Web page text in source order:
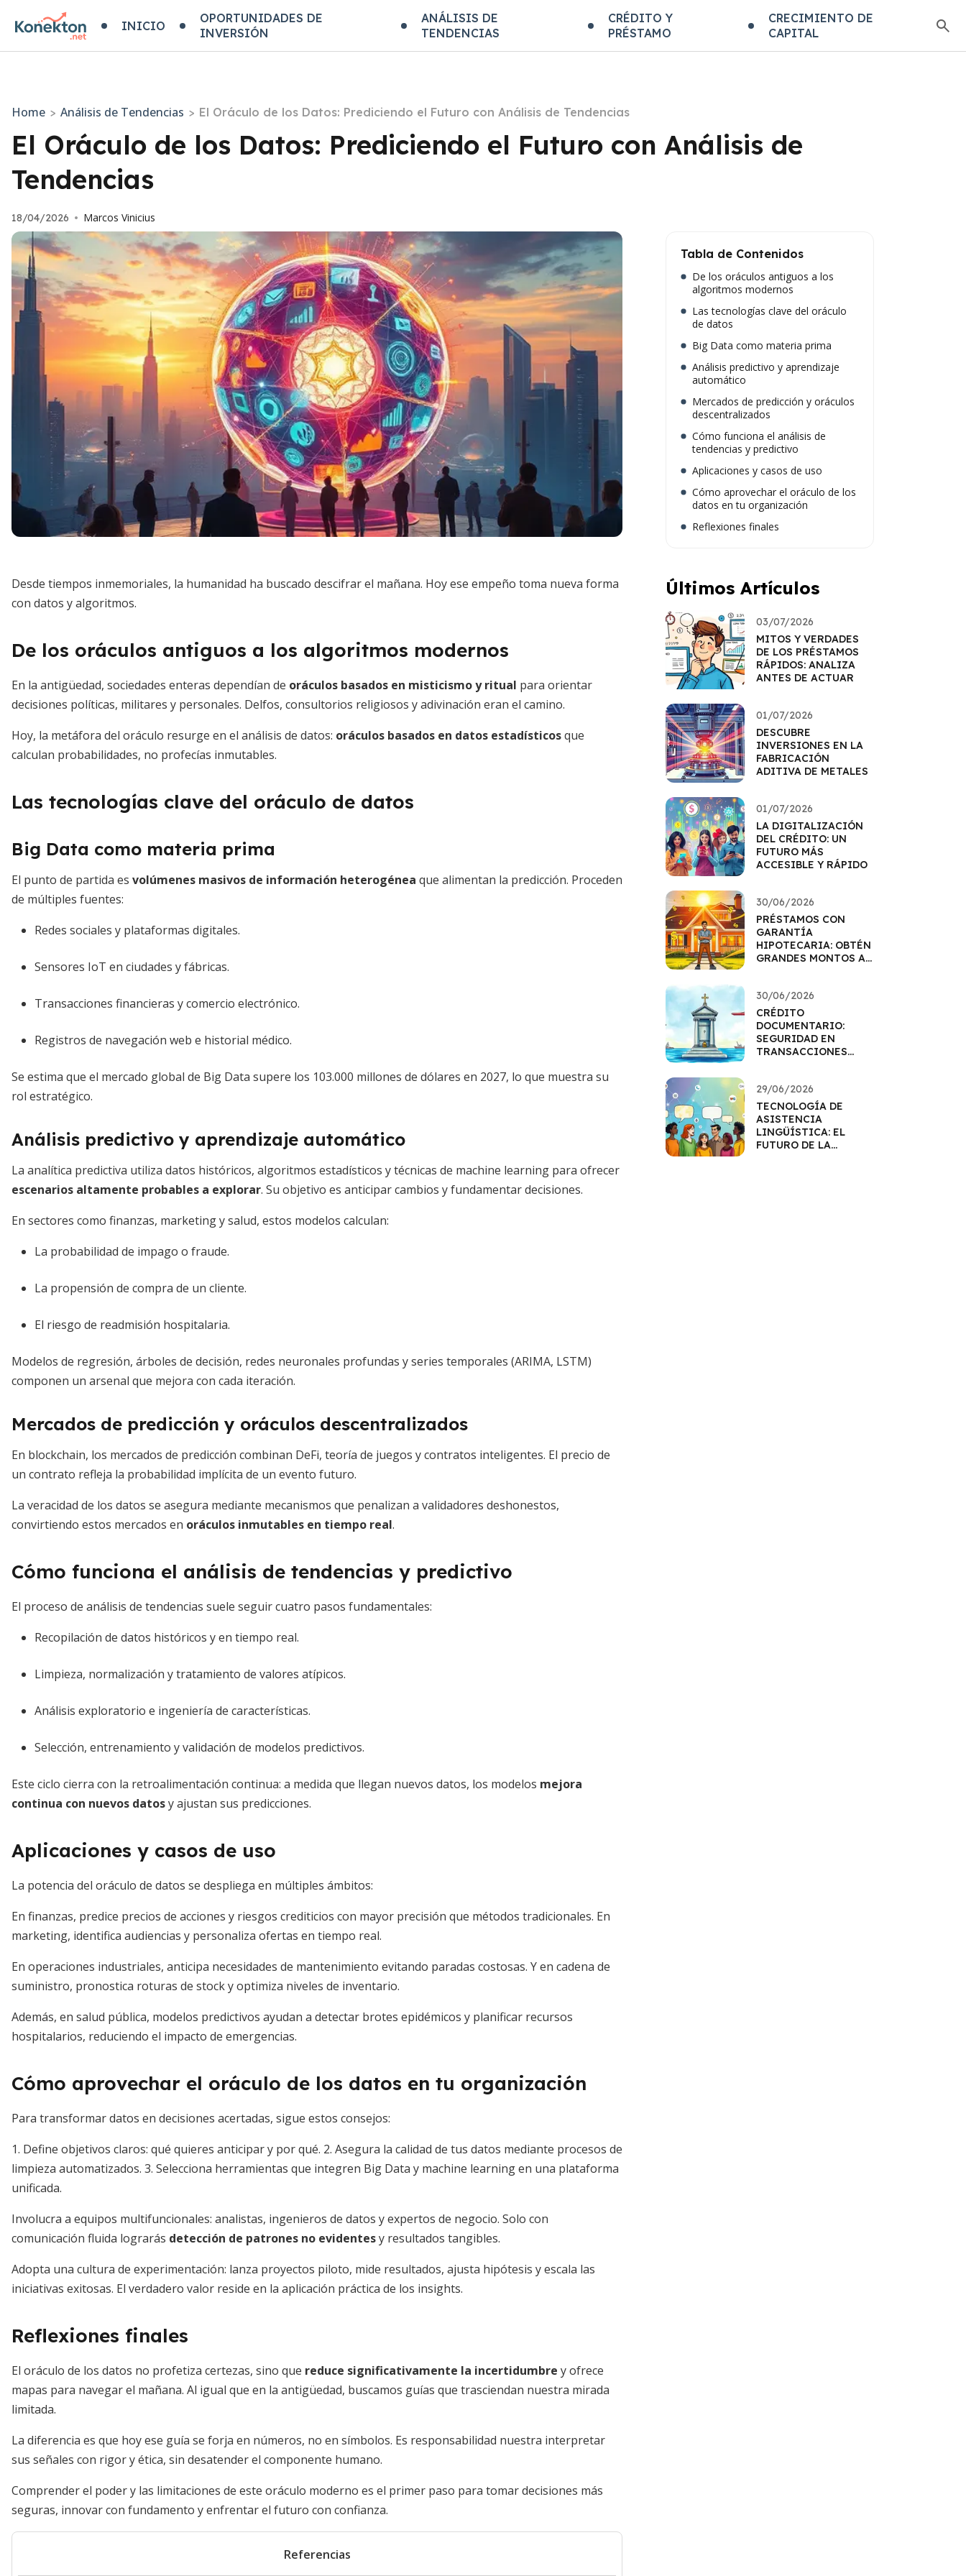
INICIO
OPORTUNIDADES DE
INVERSIÓN
ANÁLISIS DE
TENDENCIAS
CRÉDITO Y
PRÉSTAMO
CRECIMIENTO DE
CAPITAL
Home > Análisis de Tendencias > El Oráculo de los Datos: Prediciendo el Futuro con Análisis de Tendencias
El Oráculo de los Datos: Prediciendo el Futuro con Análisis de
Tendencias
18/04/2026 • Marcos Vinicius
Desde tiempos inmemoriales, la humanidad ha buscado descifrar el mañana. Hoy ese empeño toma nueva forma
con datos y algoritmos.
De los oráculos antiguos a los algoritmos modernos
En la antigüedad, sociedades enteras dependían de oráculos basados en misticismo y ritual para orientar
decisiones políticas, militares y personales. Delfos, consultorios religiosos y adivinación eran el camino.
Hoy, la metáfora del oráculo resurge en el análisis de datos: oráculos basados en datos estadísticosque
calculan probabilidades, no profecías inmutables.
Las tecnologías clave del oráculo de datos
Big Data como materia prima
El punto de partida es volúmenes masivos de información heterogénea que alimentan la predicción. Proceden
de múltiples fuentes:
Redes sociales y plataformas digitales.
Sensores IoT en ciudades y fábricas.
Transacciones financieras y comercio electrónico.
Registros de navegación web e historial médico.
Se estima que el mercado global de Big Data supere los 103.000 millones de dólares en 2027, lo que muestra su
rol estratégico.
Análisis predictivo y aprendizaje automático
La analítica predictiva utiliza datos históricos, algoritmos estadísticos y técnicas de machine learning para ofrecer
escenarios altamente probables a explorar. Su objetivo es anticipar cambios y fundamentar decisiones.
En sectores como finanzas, marketing y salud, estos modelos calculan:
La probabilidad de impago o fraude.
La propensión de compra de un cliente.
El riesgo de readmisión hospitalaria.
Modelos de regresión, árboles de decisión, redes neuronales profundas y series temporales (ARIMA, LSTM)
componen un arsenal que mejora con cada iteración.
Mercados de predicción y oráculos descentralizados
En blockchain, los mercados de predicción combinan DeFi, teoría de juegos y contratos inteligentes. El precio de
un contrato refleja la probabilidad implícita de un evento futuro.
La veracidad de los datos se asegura mediante mecanismos que penalizan a validadores deshonestos,
convirtiendo estos mercados en oráculos inmutables en tiempo real.
Cómo funciona el análisis de tendencias y predictivo
El proceso de análisis de tendencias suele seguir cuatro pasos fundamentales:
Recopilación de datos históricos y en tiempo real.
Limpieza, normalización y tratamiento de valores atípicos.
Análisis exploratorio e ingeniería de características.
Selección, entrenamiento y validación de modelos predictivos.
Este ciclo cierra con la retroalimentación continua: a medida que llegan nuevos datos, los modelos mejora
continua con nuevos datosy ajustan sus predicciones.
Aplicaciones y casos de uso
La potencia del oráculo de datos se despliega en múltiples ámbitos:
En finanzas, predice precios de acciones y riesgos crediticios con mayor precisión que métodos tradicionales. En
marketing, identifica audiencias y personaliza ofertas en tiempo real.
En operaciones industriales, anticipa necesidades de mantenimiento evitando paradas costosas. Y en cadena de
suministro, pronostica roturas de stock y optimiza niveles de inventario.
Además, en salud pública, modelos predictivos ayudan a detectar brotes epidémicos y planificar recursos
hospitalarios, reduciendo el impacto de emergencias.
Cómo aprovechar el oráculo de los datos en tu organización
Para transformar datos en decisiones acertadas, sigue estos consejos:
1. Define objetivos claros: qué quieres anticipar y por qué. 2. Asegura la calidad de tus datos mediante procesos de
limpieza automatizados. 3. Selecciona herramientas que integren Big Data y machine learning en una plataforma
unificada.
Involucra a equipos multifuncionales: analistas, ingenieros de datos y expertos de negocio. Solo con
comunicación fluida lograrás detección de patrones no evidentesy resultados tangibles.
Adopta una cultura de experimentación: lanza proyectos piloto, mide resultados, ajusta hipótesis y escala las
iniciativas exitosas. El verdadero valor reside en la aplicación práctica de los insights.
Reflexiones finales
El oráculo de los datos no profetiza certezas, sino que reduce significativamente la incertidumbre y ofrece
mapas para navegar el mañana. Al igual que en la antigüedad, buscamos guías que trasciendan nuestra mirada
limitada.
La diferencia es que hoy ese guía se forja en números, no en símbolos. Es responsabilidad nuestra interpretar
sus señales con rigor y ética, sin desatender el componente humano.
Comprender el poder y las limitaciones de este oráculo moderno es el primer paso para tomar decisiones más
seguras, innovar con fundamento y enfrentar el futuro con confianza.
Referencias
Tabla de Contenidos
De los oráculos antiguos a los
algoritmos modernos
Las tecnologías clave del oráculo
de datos
Big Data como materia prima
Análisis predictivo y aprendizaje
automático
Mercados de predicción y oráculos
descentralizados
Cómo funciona el análisis de
tendencias y predictivo
Aplicaciones y casos de uso
Cómo aprovechar el oráculo de los
datos en tu organización
Reflexiones finales
Últimos Artículos
03/07/2026
MITOS Y VERDADES
DE LOS PRÉSTAMOS
RÁPIDOS: ANALIZA
ANTES DE ACTUAR
01/07/2026
DESCUBRE
INVERSIONES EN LA
FABRICACIÓN
ADITIVA DE METALES
01/07/2026
LA DIGITALIZACIÓN
DEL CRÉDITO: UN
FUTURO MÁS
ACCESIBLE Y RÁPIDO
30/06/2026
PRÉSTAMOS CON
GARANTÍA
HIPOTECARIA: OBTÉN
GRANDES MONTOS A
30/06/2026
CRÉDITO
DOCUMENTARIO:
SEGURIDAD EN
TRANSACCIONES
29/06/2026
TECNOLOGÍA DE
ASISTENCIA
LINGÜÍSTICA: EL
FUTURO DE LA